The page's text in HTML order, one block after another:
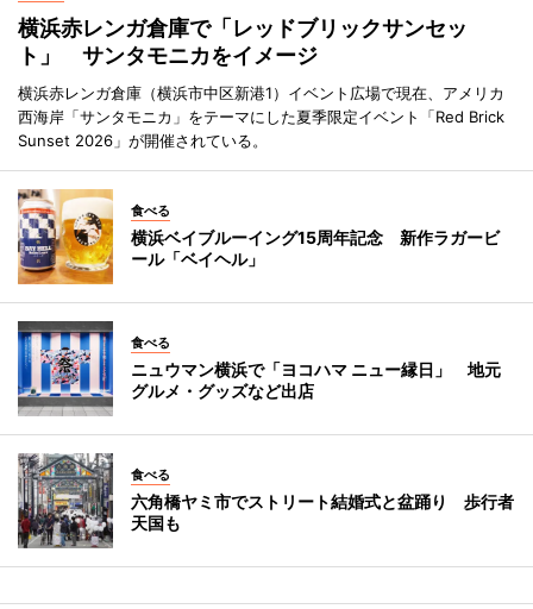
横浜赤レンガ倉庫で「レッドブリックサンセッ
ト」 サンタモニカをイメージ
横浜赤レンガ倉庫（横浜市中区新港1）イベント広場で現在、アメリカ
西海岸「サンタモニカ」をテーマにした夏季限定イベント「Red Brick
Sunset 2026」が開催されている。
食べる
横浜ベイブルーイング15周年記念 新作ラガービ
ール「ベイヘル」
食べる
ニュウマン横浜で「ヨコハマ ニュー縁日」 地元
グルメ・グッズなど出店
食べる
六角橋ヤミ市でストリート結婚式と盆踊り 歩行者
天国も